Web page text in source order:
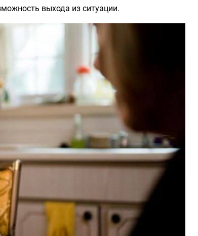
выхода из ситуации.